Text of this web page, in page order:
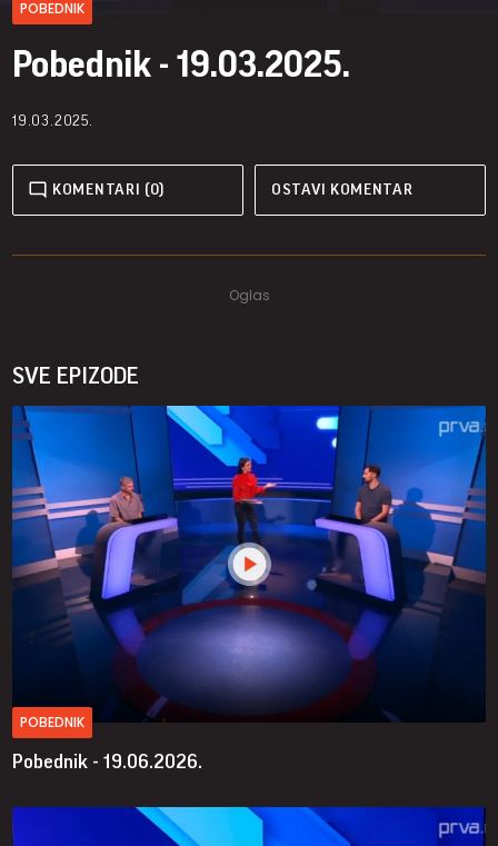
POBEDNIK
Pobednik - 19.03.2025.
19.03.2025.
KOMENTARI (0) OSTAVI KOMENTAR
SVE EPIZODE
POBEDNIK
Pobednik - 19.06.2026.